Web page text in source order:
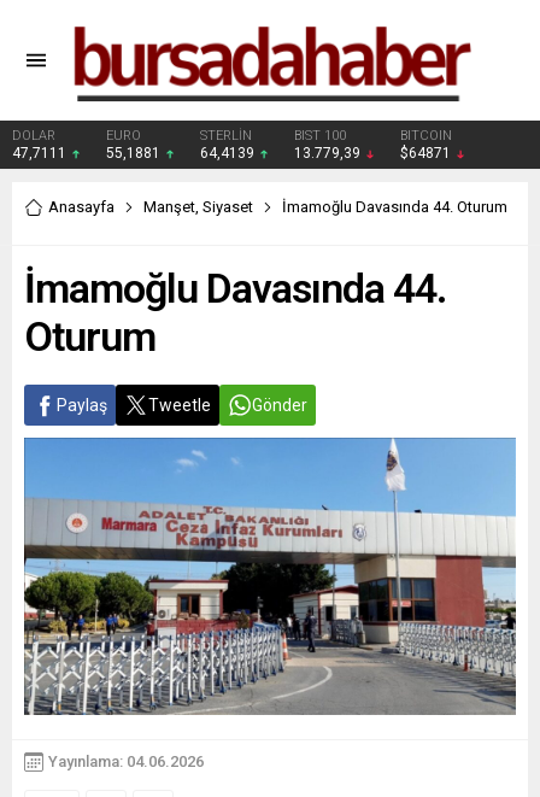
DOLAR
47,7111
EURO
55,1881
STERLİN
64,4139
BIST 100
13.779,39
BITCOIN
$64871
Anasayfa Manşet, Siyaset İmamoğlu Davasında 44. Oturum
İmamoğlu Davasında 44.
Oturum
Paylaş Tweetle Gönder
Yayınlama: 04.06.2026